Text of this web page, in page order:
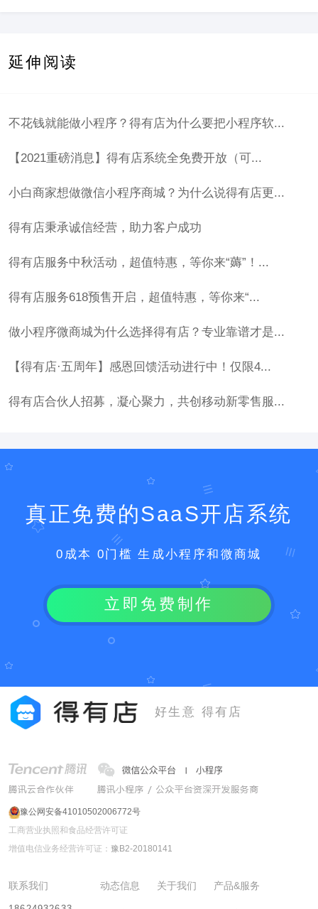
延伸阅读
不花钱就能做小程序？得有店为什么要把小程序软...
【2021重磅消息】得有店系统全免费开放（可...
小白商家想做微信小程序商城？为什么说得有店更...
得有店秉承诚信经营，助力客户成功
得有店服务中秋活动，超值特惠，等你来“薅”！...
得有店服务618预售开启，超值特惠，等你来“...
做小程序微商城为什么选择得有店？专业靠谱才是...
【得有店·五周年】感恩回馈活动进行中！仅限4...
得有店合伙人招募，凝心聚力，共创移动新零售服...
真正免费的SaaS开店系统
0成本 0门槛 生成小程序和微商城
立即免费制作
好生意 得有店
豫公网安备41010502006772号
工商营业执照和食品经营许可证
增值电信业务经营许可证： 豫B2-20180141
联系我们 动态信息 关于我们 产品&服务